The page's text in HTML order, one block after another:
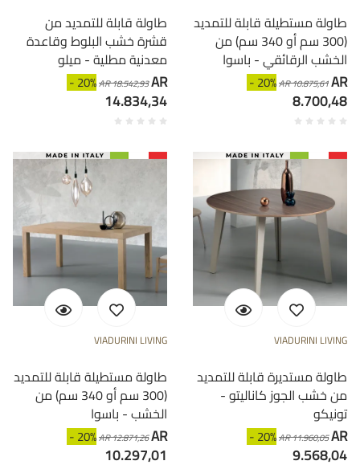
طاولة قابلة للتمديد من
قشرة خشب البلوط وقاعدة
معدنية مطلية - ميلو
- 20%AR 18.542,93AR
14.834,34
طاولة مستطيلة قابلة للتمديد
(300 سم أو 340 سم) من
الخشب الرقائقي - باسوا
- 20%AR 10.875,61AR
8.700,48
VIADURINI LIVING
طاولة مستطيلة قابلة للتمديد
(300 سم أو 340 سم) من
الخشب - باسوا
- 20%AR 12.871,26AR
10.297,01
VIADURINI LIVING
طاولة مستديرة قابلة للتمديد
من خشب الجوز كاناليتو -
تونيكو
- 20%AR 11.960,05AR
9.568,04